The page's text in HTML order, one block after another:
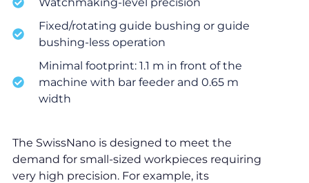
Fixed/rotating guide bushing or guide
bushing-less operation
Minimal footprint: 1.1 m in front of the
machine with bar feeder and 0.65 m
width
The SwissNano is designed to meet the
demand for small-sized workpieces requiring
very high precision. For example, its